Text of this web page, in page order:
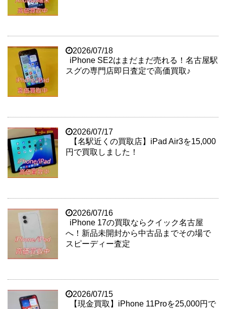
2026/07/18
iPhone SE2はまだまだ売れる！名古屋駅
スグの専門店即日査定で高価買取♪
2026/07/17
【名駅近くの買取店】iPad Air3を15,000
円で買取しました！
2026/07/16
iPhone 17の買取ならクイック名古屋
へ！新品未開封から中古品までその場で
スピーディー査定
2026/07/15
【現金買取】iPhone 11Proを25,000円で